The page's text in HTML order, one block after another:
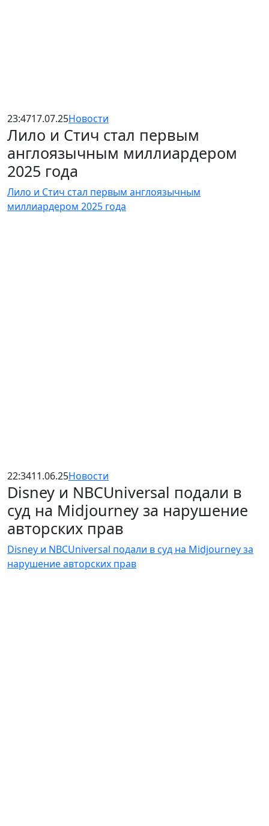
23:4717.07.25Новости
Лило и Стич стал первым
англоязычным миллиардером
2025 года
Лило и Стич стал первым англоязычным
миллиардером 2025 года
22:3411.06.25Новости
Disney и NBCUniversal подали в
суд на Midjourney за нарушение
авторских прав
Disney и NBCUniversal подали в суд на Midjourney за
нарушение авторских прав